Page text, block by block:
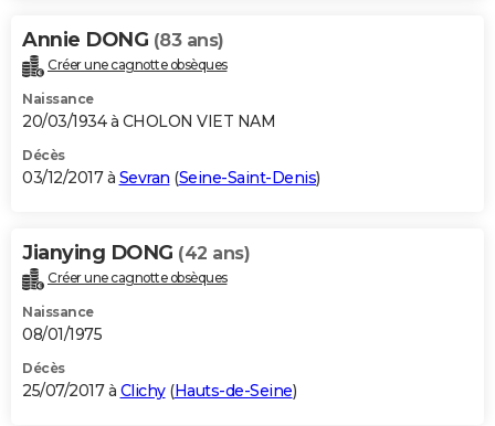
Annie DONG (83 ans)
Créer une cagnotte obsèques
Naissance
20/03/1934 à CHOLON VIET NAM
Décès
03/12/2017 à Sevran (Seine-Saint-Denis)
Jianying DONG (42 ans)
Créer une cagnotte obsèques
Naissance
08/01/1975
Décès
25/07/2017 à Clichy(Hauts-de-Seine)